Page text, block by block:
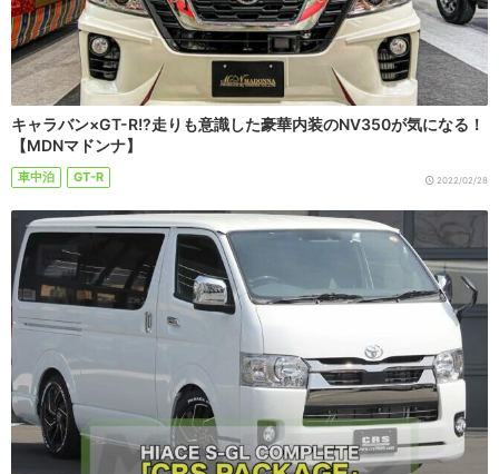
キャラバン×GT-R!?走りも意識した豪華内装のNV350が気になる！
【MDNマドンナ】
車中泊 GT-R 2022/02/28